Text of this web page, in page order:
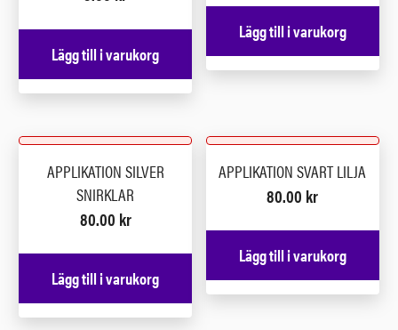
Lägg till i varukorg
Lägg till i varukorg
APPLIKATION SILVER
SNIRKLAR
80.00 kr
Lägg till i varukorg
APPLIKATION SVART LILJA
80.00 kr
Lägg till i varukorg